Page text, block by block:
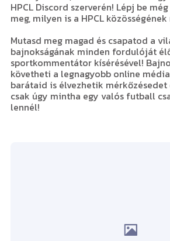
HPCL Discord szerverén! Lépj be
meg, milyen is a HPCL
Mutasd meg magad és csapatod a
bajnokságának minden fordulóját
sportkommentátor kísérésével!
követheti a legnagyobb online
barátaid is élvezhetik mérkőzésedet
csak úgy mintha egy valós futball
lennél!